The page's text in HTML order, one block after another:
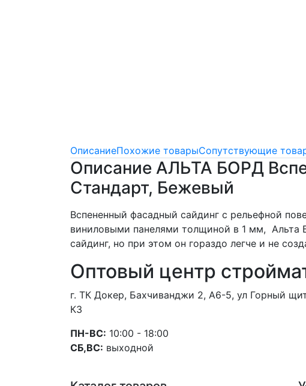
ОписаниеПохожие товарыСопутствующие
Описание АЛЬТА БОРД
Стандарт, Бежевый
Вспененный фасадный сайдинг с рельефной
виниловыми панелями толщиной в 1 мм, Альта
сайдинг, но при этом он гораздо легче и не
Оптовый центр
г. ТК Докер, Бахчиванджи 2, А6-5, ул Горный
К3
ПН-ВС: 10:00 - 18:00
СБ,ВС: выходной